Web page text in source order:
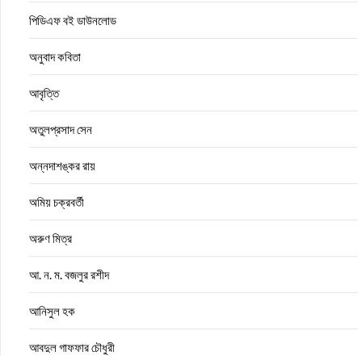
পিডিএফ বই ডাউনলোড
অনুবাদ কবিতা
আবৃত্তি
অতুলপ্রসাদ সেন
অন্নদাশঙ্কর রায়
অমিয় চক্রবর্তী
অরুণ মিত্র
আ. ন. ম. বজলুর রশীদ
আনিসুল হক
আবদুল গাফফার চৌধুরী